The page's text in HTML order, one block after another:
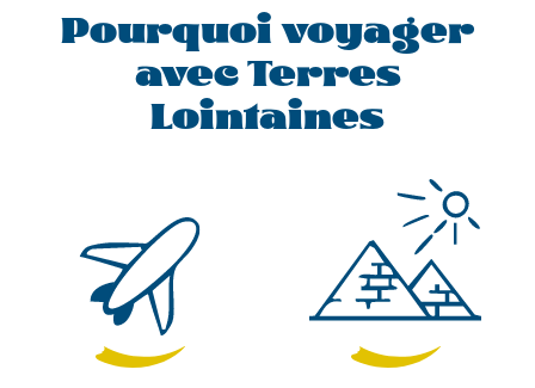
Pourquoi voyager
avec Terres
Lointaines